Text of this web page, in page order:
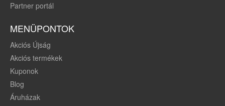
Partner portál
MENÜPONTOK
Akciós Újság
Akciós termékek
Kuponok
Blog
Áruházak